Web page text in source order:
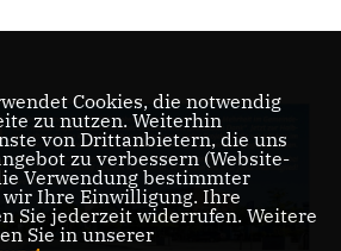
Cookies, die notwendig
zu nutzen. Weiterhin
von Drittanbietern, die uns
zu verbessern (Website-
Verwendung bestimmter
Ihre Einwilligung. Ihre
Sie jederzeit widerrufen. Weitere
Sie in unserer